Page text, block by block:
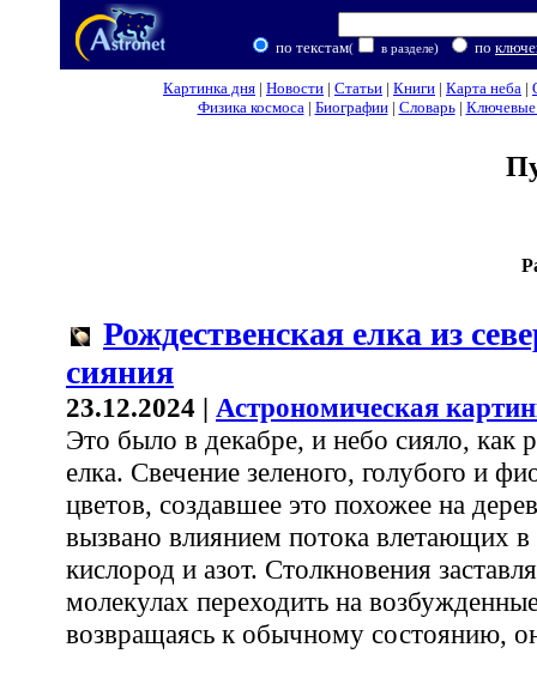
по текстам( в разделе) по
Картинка дня | Новости | Статьи | Книги | Карта неба |
Физика космоса| Биографии| Словарь| Ключевые
Рождественская елка из
сияния
23.12.2024 | Астрономическая
Это было в декабре, и небо сияло, как
елка. Свечение зеленого, голубого и
цветов, создавшее это похожее на
вызвано влиянием потока влетающих
кислород и азот. Столкновения
молекулах переходить на
возвращаясь к обычному состоянию,